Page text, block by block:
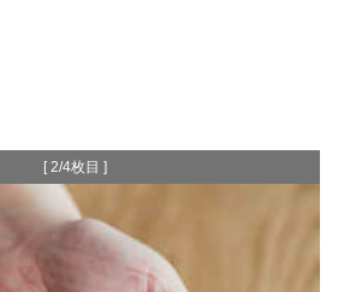
[ 2/4枚目 ]